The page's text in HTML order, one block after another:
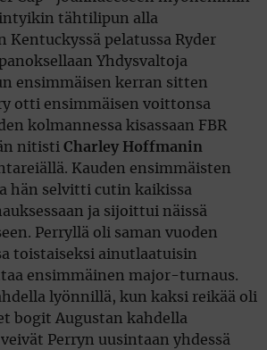
tähtilipun alla
Kentuckyssä pelatussa Ryder
Yhdysvaltoja
ensimmäisen kerran sitten
otti ensimmäisen voittonsa
kolmannessa kisassaan FBR
nitisti Charley Hoffmanin
Kauden ensimmäisten
hän selvitti cutin kaikissa
ja sijoittui näissä
Perryllä oli saman vuoden
toistaiseksi ainutlaatuisin
ensimmäinen major-turnaus.
lyönnillä, kun kaksi reikää oli
bogit Augustan kahdella
Perryn uusintaan yhdessä